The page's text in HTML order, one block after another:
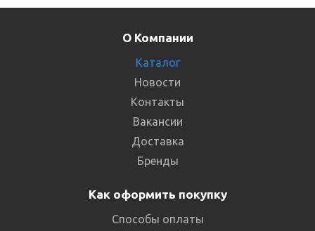
О Компании
Каталог
Новости
Контакты
Вакансии
Доставка
Бренды
Как оформить покупку
Способы оплаты